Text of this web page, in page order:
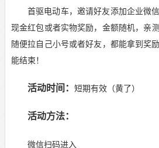
首驱电动车，邀请好友添加企业微
现金红包或者实物奖励，金额随机，亲
随便拉自己小号或者好友，都能拿到奖
能结束！
活动时间： 短期有效（黄了）
活动方法：
微信扫码进入